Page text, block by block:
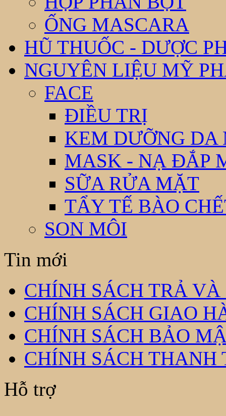
ỐNG MASCARA
HŨ THUỐC - DƯỢC
NGUYÊN LIỆU MỸ
FACE
ĐIỀU TRỊ
KEM DƯỠNG DA
MASK - NẠ ĐẮP
SỮA RỬA MẶT
TẨY TẾ BÀO
SON MÔI
Tin mới
CHÍNH SÁCH TRẢ
CHÍNH SÁCH GIAO
CHÍNH SÁCH BẢO
CHÍNH SÁCH THANH
Hỗ trợ